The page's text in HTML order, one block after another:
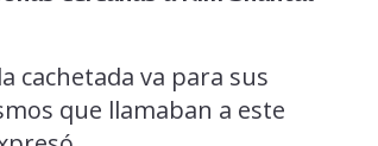
cachetada va para sus
que llamaban a este